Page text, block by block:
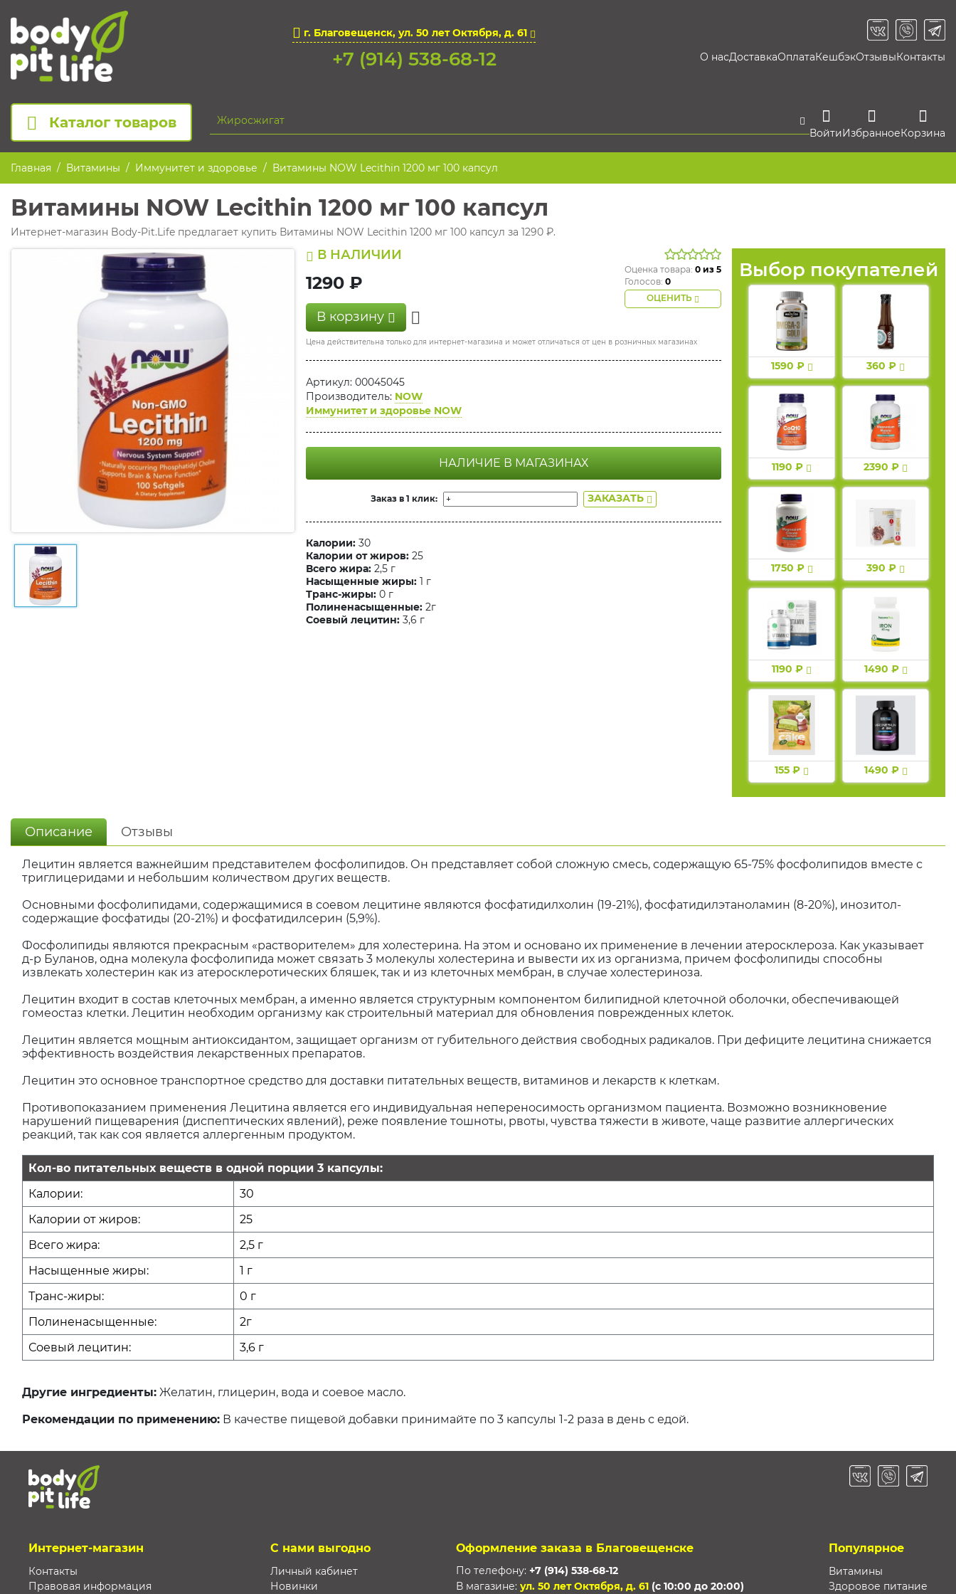
г. Благовещенск, ул. 50 лет Октября, д. 61
+7 (914) 538-68-12 О насДоставкаОплатаКешбэкОтзывыКонтакты
Каталог товаров
ВойтиИзбранноеКорзина
Главная Витамины Иммунитет и здоровье Витамины NOW Lecithin 1200 мг 100 капсул
Витамины NOW Lecithin 1200 мг 100 капсул
Интернет-магазин Body-Pit.Life предлагает купить Витамины NOW Lecithin 1200 мг 100 капсул за 1290 ₽.
В НАЛИЧИИ
1290 ₽
В корзину
Оценка товара: 0 из 5
Голосов: 0
ОЦЕНИТЬ
Цена действительна только для интернет-магазина и может отличаться от цен в розничных магазинах
Артикул: 00045045
Производитель: NOW
Иммунитет и здоровье NOW
НАЛИЧИЕ В МАГАЗИНАХ
Заказ в 1 клик: ЗАКАЗАТЬ
Калории: 30
Калории от жиров: 25
Всего жира: 2,5 г
Насыщенные жиры: 1 г
Транс-жиры: 0 г
Полиненасыщенные: 2г
Соевый лецитин: 3,6 г
Выбор покупателей
1590 ₽ 360 ₽
1190 ₽ 2390 ₽
1750 ₽ 390 ₽
1190 ₽ 1490 ₽
155 ₽ 1490 ₽
Описание Отзывы
Лецитин является важнейшим представителем фосфолипидов. Он представляет собой сложную смесь, содержащую 65-75% фосфолипидов вместе с
триглицеридами и небольшим количеством других веществ.
Основными фосфолипидами, содержащимися в соевом лецитине являются фосфатидилхолин (19-21%), фосфатидилэтаноламин (8-20%), инозитол-
содержащие фосфатиды (20-21%) и фосфатидилсерин (5,9%).
Фосфолипиды являются прекрасным «растворителем» для холестерина. На этом и основано их применение в лечении атеросклероза. Как указывает
д-р Буланов, одна молекула фосфолипида может связать 3 молекулы холестерина и вывести их из организма, причем фосфолипиды способны
извлекать холестерин как из атеросклеротических бляшек, так и из клеточных мембран, в случае холестериноза.
Лецитин входит в состав клеточных мембран, а именно является структурным компонентом билипидной клеточной оболочки, обеспечивающей
гомеостаз клетки. Лецитин необходим организму как строительный материал для обновления поврежденных клеток.
Лецитин является мощным антиоксидантом, защищает организм от губительного действия свободных радикалов. При дефиците лецитина снижается
эффективность воздействия лекарственных препаратов.
Лецитин это основное транспортное средство для доставки питательных веществ, витаминов и лекарств к клеткам.
Противопоказанием применения Лецитина является его индивидуальная непереносимость организмом пациента. Возможно возникновение
нарушений пищеварения (диспептических явлений), реже появление тошноты, рвоты, чувства тяжести в животе, чаще развитие аллергических
реакций, так как соя является аллергенным продуктом.
Кол-во питательных веществ в одной порции 3 капсулы:
Калории:
30
Калории от жиров:
25
Всего жира:
2,5 г
Насыщенные жиры:
1 г
Транс-жиры:
0 г
Полиненасыщенные:
2г
Соевый лецитин:
3,6 г
Другие ингредиенты: Желатин, глицерин, вода и соевое масло.
Рекомендации по применению: В качестве пищевой добавки принимайте по 3 капсулы 1-2 раза в день с едой.
Интернет-магазин
Контакты
Правовая информация
С нами выгодно
Личный кабинет
Новинки
Оформление заказа в Благовещенске
По телефону: +7 (914) 538-68-12
В магазине: ул. 50 лет Октября, д. 61 (с 10:00 до 20:00)
Популярное
Витамины
Здоровое питание